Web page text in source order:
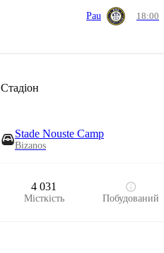
Pau 18:00
Стадіон
Stade Nouste Camp
Bizanos
4 031
Місткість Побудований